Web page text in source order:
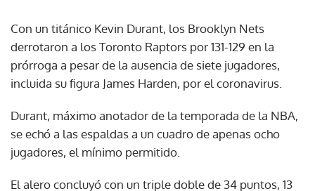
Con un titánico Kevin Durant, los Brooklyn Nets
derrotaron a los Toronto Raptors por 131-129 en la
prórroga a pesar de la ausencia de siete jugadores,
incluida su figura James Harden, por el coronavirus.
Durant, máximo anotador de la temporada de la NBA,
se echó a las espaldas a un cuadro de apenas ocho
jugadores, el mínimo permitido.
El alero concluyó con un triple doble de 34 puntos, 13